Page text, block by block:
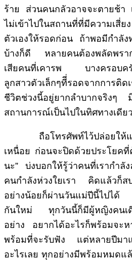
ร้าย ส่วนคนกลัวอาจจะตายช้า
ไม่เข้าไปในสถานที่ที่มีความเ
ตัวเองให้รอดก่อน ถ้าพอมีกำลั
บ้างก็ดี หลายคนต้องพลัดพร
เสียคนที่เคารพ บางครอบครั
ลูกสาวตัวเล็กๆทีี่รอดจากการ
ชีวิตช่วงนี้อยู่ยากลำบากจริงๆ
สถานการณ์เป็นไปในทิศทางเดีย
ถือโทรศัพท์ไว้ปล่อยให้
เหนื่อย ก่อนจะปิดด้วยประโยคที่
นะ” บ่งบอกให้รู้ว่าคนที่เรากำลั
คนกำลังห่วงใยเรา คิดแล้วก็
อย่างน้อยก็ผ่านวันแม่ปีนี้ไปได้
กันใหม่ ทุกวันนี้ก็มีผู้หญิงคนเดี
อย่าง อยากได้อะไรก็พร้อมจะ
พร้อมที่จะรับฟัง แต่หลายปีมาแ
อะไรเลย ทุกอย่างมีพร้อมหมดแ